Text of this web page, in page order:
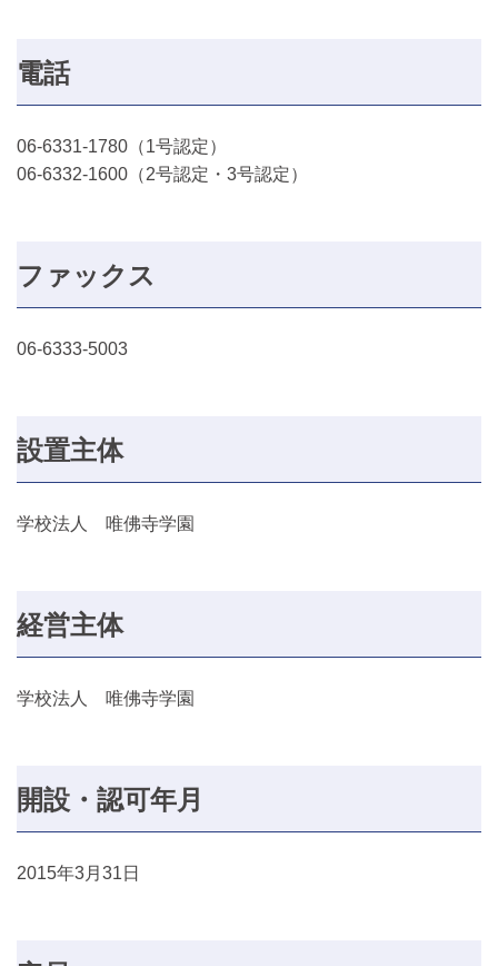
電話
06-6331-1780（1号認定）
06-6332-1600（2号認定・3号認定）
ファックス
06-6333-5003
設置主体
学校法人 唯佛寺学園
経営主体
学校法人 唯佛寺学園
開設・認可年月
2015年3月31日